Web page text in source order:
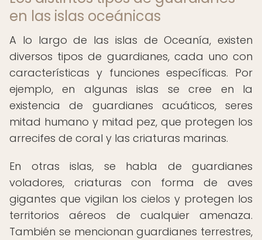
en las islas oceánicas
A lo largo de las islas de Oceanía, existen
diversos tipos de guardianes, cada uno con
características y funciones específicas. Por
ejemplo, en algunas islas se cree en la
existencia de guardianes acuáticos, seres
mitad humano y mitad pez, que protegen los
arrecifes de coral y las criaturas marinas.
En otras islas, se habla de guardianes
voladores, criaturas con forma de aves
gigantes que vigilan los cielos y protegen los
territorios aéreos de cualquier amenaza.
También se mencionan guardianes terrestres,